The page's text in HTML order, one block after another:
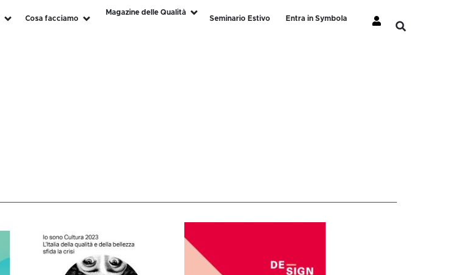
Cosa facciamo
Magazine delle Qualità
Seminario Estivo
Entra in Symbola